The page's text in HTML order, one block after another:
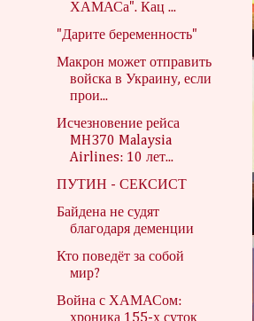
ХАМАСа". Кац ...
"Дарите беременность"
Макрон может отправить
войска в Украину, если
прои...
Исчезновение рейса
MH370 Malaysia
Airlines: 10 лет...
ПУТИН - СЕКСИСТ
Байдена не судят
благодаря деменции
Кто поведёт за собой
мир?
Война с ХАМАСом: